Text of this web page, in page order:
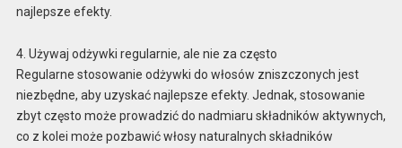
najlepsze efekty.
4. Używaj odżywki regularnie, ale nie za często
Regularne stosowanie odżywki do włosów zniszczonych jest
niezbędne, aby uzyskać najlepsze efekty. Jednak, stosowanie
zbyt często może prowadzić do nadmiaru składników aktywnych,
co z kolei może pozbawić włosy naturalnych składników